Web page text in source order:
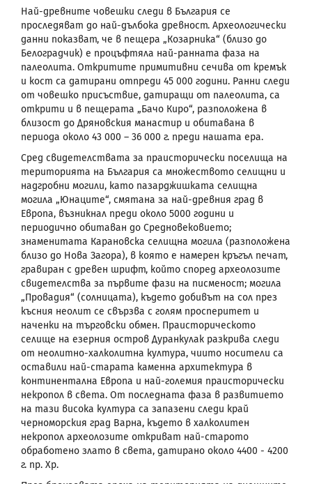
Най-древните човешки следи в България се
проследяват до най-дълбока древност. Археологически
данни показват, че в пещера „Козарника“ (близо до
Белоградчик) е процъфтяла най-ранната фаза на
палеолита. Откритите примитивни сечива от кремък
и кост са датирани отпреди 45 000 години. Ранни следи
от човешко присъствие, датиращи от палеолита, са
открити и в пещерата „Бачо Киро“, разположена в
близост до Дряновския манастир и обитавана в
периода около 43 000 – 36 000 г. преди нашата ера.
Сред свидетелствата за праисторически поселища на
територията на България са множеството селищни и
надгробни могили, като пазарджишката селищна
могила „Юнаците“, смятана за най-древния град в
Европа, възникнал преди около 5000 години и
периодично обитаван до Средновековието;
знаменитата Карановска селищна могила (разположена
близо до Нова Загора), в която е намерен кръгъл печат,
гравиран с древен шрифт, който според археолозите
свидетелства за първите фази на писменост; могила
„Провадия“ (солницата), където добивът на сол през
късния неолит се свързва с голям просперитет и
наченки на търговски обмен. Праисторическото
селище на езерния остров Дуранкулак разкрива следи
от неолитно-халколитна култура, чиито носители са
оставили най-старата каменна архитектура в
континентална Европа и най-големия праисторически
некропол в света. От последната фаза в развитието
на тази висока култура са запазени следи край
черноморския град Варна, където в халколитен
некропол археолозите откриват най-старото
обработено злато в света, датирано около 4400 - 4200
г. пр. Хр.